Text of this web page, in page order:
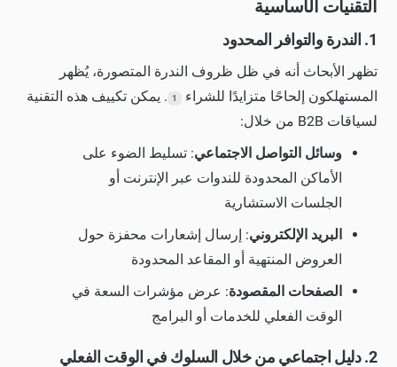
التقنيات الأساسية
1. الندرة والتوافر المحدود
تظهر الأبحاث أنه في ظل ظروف الندرة المتصورة، يُظهر
المستهلكون إلحاحًا متزايدًا للشراء
1 . يمكن تكييف هذه التقنية
لسياقات B2B من خلال:
وسائل التواصل الاجتماعي: تسليط الضوء على
الأماكن المحدودة للندوات عبر الإنترنت أو
الجلسات الاستشارية
البريد الإلكتروني: إرسال إشعارات محفزة حول
العروض المنتهية أو المقاعد المحدودة
الصفحات المقصودة: عرض مؤشرات السعة في
الوقت الفعلي للخدمات أو البرامج
2. دليل اجتماعي من خلال السلوك في الوقت الفعلي